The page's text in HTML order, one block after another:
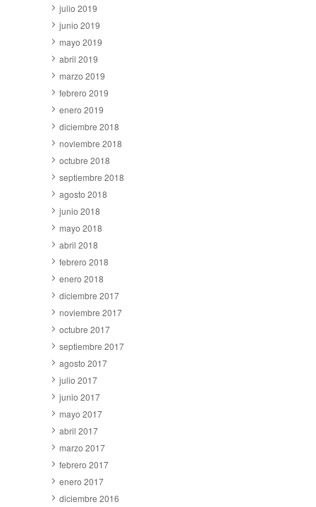
julio 2019
junio 2019
mayo 2019
abril 2019
marzo 2019
febrero 2019
enero 2019
diciembre 2018
noviembre 2018
octubre 2018
septiembre 2018
agosto 2018
junio 2018
mayo 2018
abril 2018
febrero 2018
enero 2018
diciembre 2017
noviembre 2017
octubre 2017
septiembre 2017
agosto 2017
julio 2017
junio 2017
mayo 2017
abril 2017
marzo 2017
febrero 2017
enero 2017
diciembre 2016